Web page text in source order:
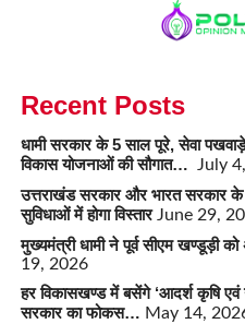
Recent Posts
धामी सरकार के 5 साल पूरे, सेवा
विकास योजनाओं की सौगात…
July
उत्तराखंड सरकार और भारत सरकार के
सुविधाओं में होगा विस्तार June 29,
मुख्यमंत्री धामी ने पूर्व सीएम खण्डूड़ी को
19, 2026
हर विकासखण्ड में बसेंगे ‘आदर्श कृषि एवं
सरकार का फोकस… May 14,